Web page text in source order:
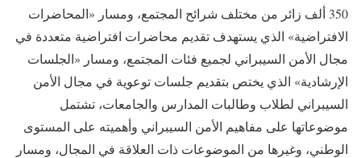
350 ألف زائر من مختلف شرائح المجتمع، ومسار «المحاضرات
الافتراضية» الذي يستهدف تقديم محاضرات افتراضية متعددة في
مجال الأمن السيبراني لجميع فئات المجتمع، ومسار «الجلسات
الإرشادية» الذي يختص بتقديم جلسات توعوية في مجال الأمن
السيبراني لطلاب وطالبات المدارس والجامعات، تشتمل
موضوعاتها على مفاهيم الأمن السيبراني وأهميته على المستوى
الوطني، وغيرها من الموضوعات ذات العلاقة في المجال، ومسار